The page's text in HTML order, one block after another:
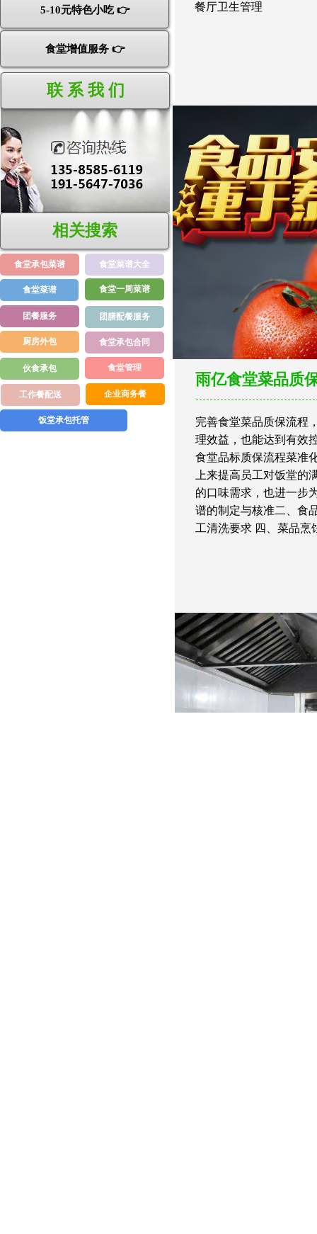
餐厅卫生管理
5-10元特色小吃 👉
食堂增值服务 👉
联 系 我 们
相关搜索
食堂承包菜谱 食堂菜谱大全
食堂一周菜谱
食堂菜谱
团餐服务 团膳配餐服务
厨房外包 食堂承包合同
食堂管理
伙食承包
雨亿食堂菜品质
企业商务餐
工作餐配送
饭堂承包托管
完善食堂菜品质保流程
理效益，也能达到有效
食堂品标质保流程菜准
上来提高员工对饭堂的
的口味需求，也进一步
谱的制定与核准二、食
工清洗要求 四、菜品烹